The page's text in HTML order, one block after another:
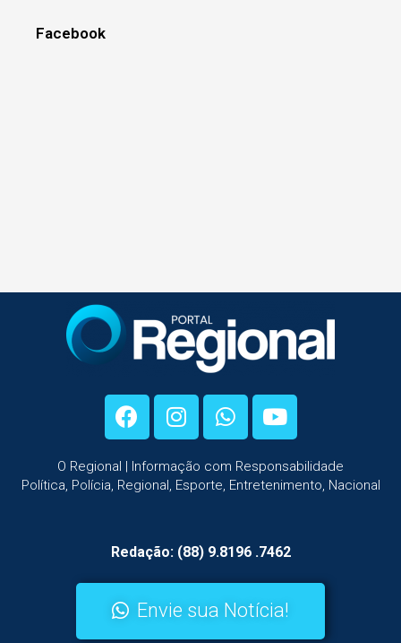
Facebook
O Regional | Informação com Responsabilidade
Política, Polícia, Regional, Esporte, Entretenimento, Nacional
Redação: (88) 9.8196 .7462
Envie sua Notícia!